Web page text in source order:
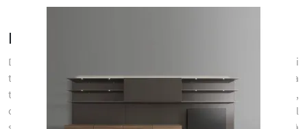
Pareti attrezzate
Decidi insieme a noi in che modo arredare la zona giorno dei
tuoi desideri: con le nostre Pareti Attrezzate di charme, a
terra o a sospensione se lo spazio non è generoso,
ottimizzerai gli spazi disponibili arricchendone l'estetica. Il